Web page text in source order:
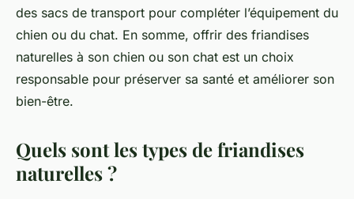
des sacs de transport pour compléter l’équipement du
chien ou du chat. En somme, offrir des friandises
naturelles à son chien ou son chat est un choix
responsable pour préserver sa santé et améliorer son
bien-être.
Quels sont les types de friandises
naturelles ?